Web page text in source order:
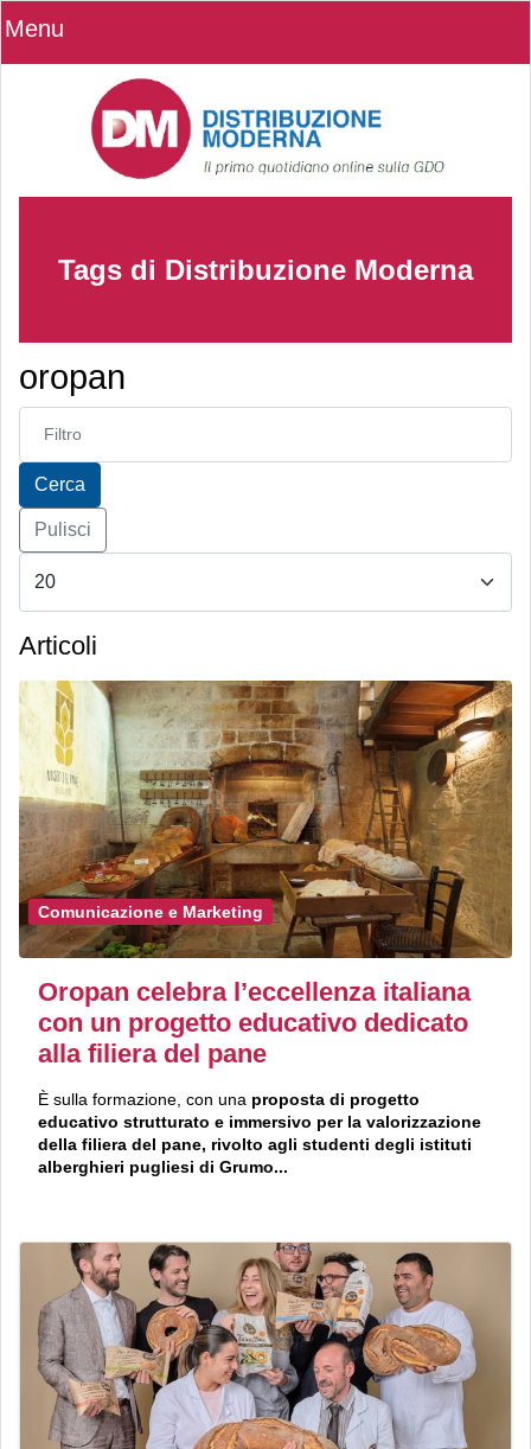
Menu
Tags di Distribuzione Moderna
oropan
Inserisci parte del titolo
Cerca
Pulisci
Articoli
Comunicazione e Marketing
Oropan celebra l’eccellenza italiana
con un progetto educativo dedicato
alla filiera del pane
È sulla formazione, con una proposta di progetto
educativo strutturato e immersivo per la valorizzazione
della filiera del pane, rivolto agli studenti degli istituti
alberghieri pugliesi di Grumo...